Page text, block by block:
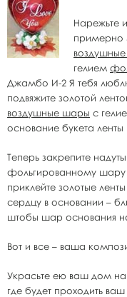
Нарежьте
примерно
гелием
Джамбо И-2 Я тебя
подвяжите золотой
воздушные шары с
основание букета ленты
Теперь закрепите
фольгированному шару
приклейте золотые
сердцу в основании –
штобы шар основания
Вот и все – ваша
Украсьте ею ваш дом
где будет проходить